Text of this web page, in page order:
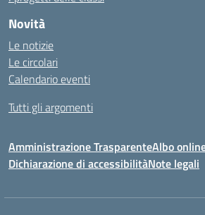
Novità
Le notizie
Le circolari
Calendario eventi
Tutti gli argomenti
Amministrazione TrasparenteAlbo
Dichiarazione di accessibilitàNote legali